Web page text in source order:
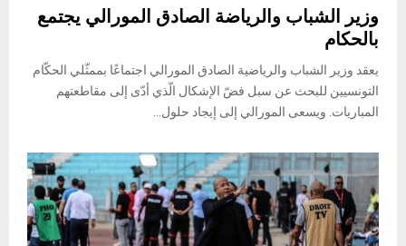
وزير الشباب والرياضة الصادق المورالي يجتمع
بالحكام
يعقد وزير الشباب والرياضية الصادق المورالي اجتماعًا بممثّلي الحكّام
التونسيين للبحث عن سبل فضّ الإشكال الّذي أدّى إلى مقاطعتهم
المباريات. ويسعى المورالي إلى إيجاد حلول...